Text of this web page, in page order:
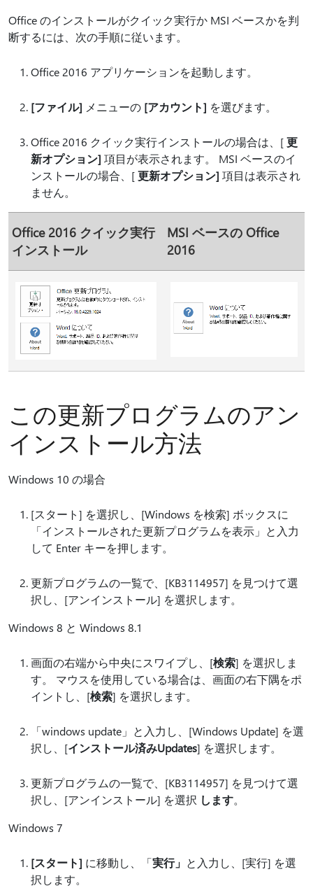
Office のインストールがクイック実行か MSI ベースかを判
断するには、次の手順に従います。
Office 2016 アプリケーションを起動します。
[ファイル] メニューの [アカウント] を選びます。
Office 2016 クイック実行インストールの場合は、[更
新オプション] 項目が表示されます。 MSI ベースのイ
ンストールの場合、[更新オプション] 項目は表示され
ません。
Office 2016 クイック実行
インストール
MSI ベースの Office
2016
この更新プログラムのアン
インストール方法
Windows 10 の場合
[スタート] を選択し、[Windows を検索] ボックスに
「インストールされた更新プログラムを表示」と入力
して Enter キーを押します。
更新プログラムの一覧で、[KB3114957] を見つけて選
択し、[アンインストール] を選択します。
Windows 8 と Windows 8.1
画面の右端から中央にスワイプし、[検索] を選択しま
す。 マウスを使用している場合は、画面の右下隅をポ
イントし、[検索] を選択します。
「windows update」と入力し、[Windows Update] を選
択し、[インストール済みUpdates] を選択します。
更新プログラムの一覧で、[KB3114957] を見つけて選
択し、[アンインストール] を選択 します。
Windows 7
[スタート] に移動し、「実行」 と入力し、[実行] を選
択します。